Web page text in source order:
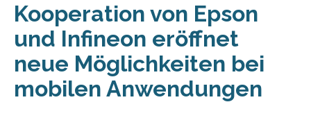
Kooperation von Epson
und Infineon eröffnet
neue Möglichkeiten bei
mobilen Anwendungen